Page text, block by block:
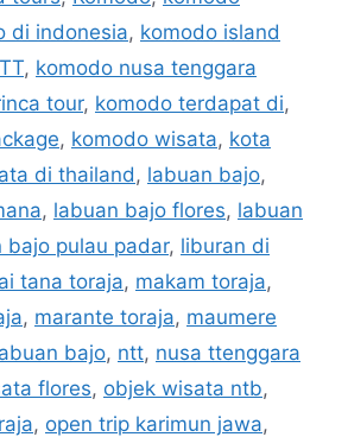
di indonesia, komodo island
, komodo nusa tenggara
tour, komodo terdapat di,
, komodo wisata, kota
di thailand , labuan bajo,
, labuan bajo flores, labuan
bajo pulau padar, liburan di
tana toraja, makam toraja,
, marante toraja, maumere
bajo, ntt, nusa ttenggara
flores, objek wisata ntb,
, open trip karimun jawa,